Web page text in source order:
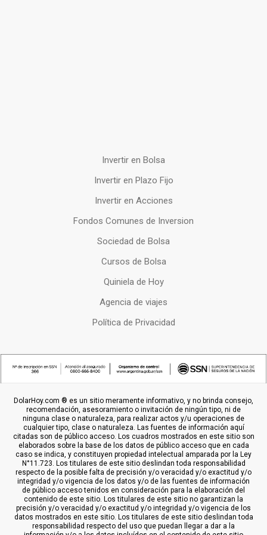
Invertir en Bolsa
Invertir en Plazo Fijo
Invertir en Acciones
Fondos Comunes de Inversion
Sociedad de Bolsa
Cursos de Bolsa
Quiniela de Hoy
Agencia de viajes
Política de Privacidad
DolarHoy.com ® es un sitio meramente informativo, y no brinda consejo,
recomendación, asesoramiento o invitación de ningún tipo, ni de
ninguna clase o naturaleza, para realizar actos y/u operaciones de
cualquier tipo, clase o naturaleza. Las fuentes de información aquí
citadas son de público acceso. Los cuadros mostrados en este sitio son
elaborados sobre la base de los datos de público acceso que en cada
caso se indica, y constituyen propiedad intelectual amparada por la Ley
N°11.723. Los titulares de este sitio deslindan toda responsabilidad
respecto de la posible falta de precisión y/o veracidad y/o exactitud y/o
integridad y/o vigencia de los datos y/o de las fuentes de información
de público acceso tenidos en consideración para la elaboración del
contenido de este sitio. Los titulares de este sitio no garantizan la
precisión y/o veracidad y/o exactitud y/o integridad y/o vigencia de los
datos mostrados en este sitio. Los titulares de este sitio deslindan toda
responsabilidad respecto del uso que puedan llegar a dar a la